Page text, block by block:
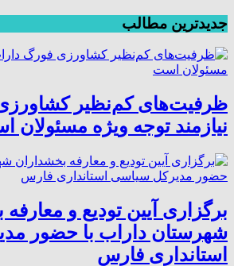
جدیدترین مطالب
ظرفیت‌های کم‌نظیر
نیازمند توجه ویژه مسئولان
برگزاری آیین تودیع و
شهرستان داراب با حضور
استانداری فارس